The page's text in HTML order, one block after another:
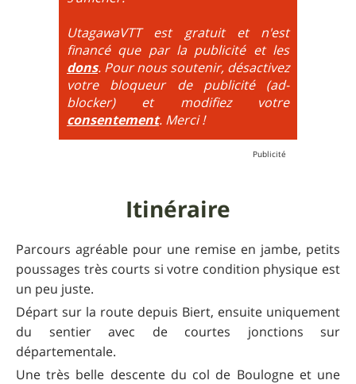
très hautes etc.
= On prend les difficultés du niveau 5 et on les
additionne, c'est à dire qu'on peut combiner pente
très raide avec épingles trialisantes !
UtagawaVTT est gratuit et n'est
financé que par la publicité et les
dons. Pour nous soutenir, désactivez
votre bloqueur de publicité (ad-
blocker) et modifiez votre
consentement. Merci !
Itinéraire
Parcours agréable pour une remise en jambe, petits
poussages très courts si votre condition physique est
un peu juste.
Départ sur la route depuis Biert, ensuite uniquement
du sentier avec de courtes jonctions sur
départementale.
Une très belle descente du col de Boulogne et une